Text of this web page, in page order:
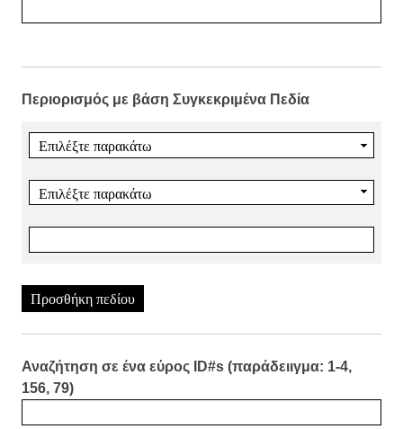
Περιορισμός με βάση Συγκεκριμένα Πεδία
Προσθήκη πεδίου
Αναζήτηση σε ένα εύρος ID#s (παράδειιγμα: 1-4,
156, 79)